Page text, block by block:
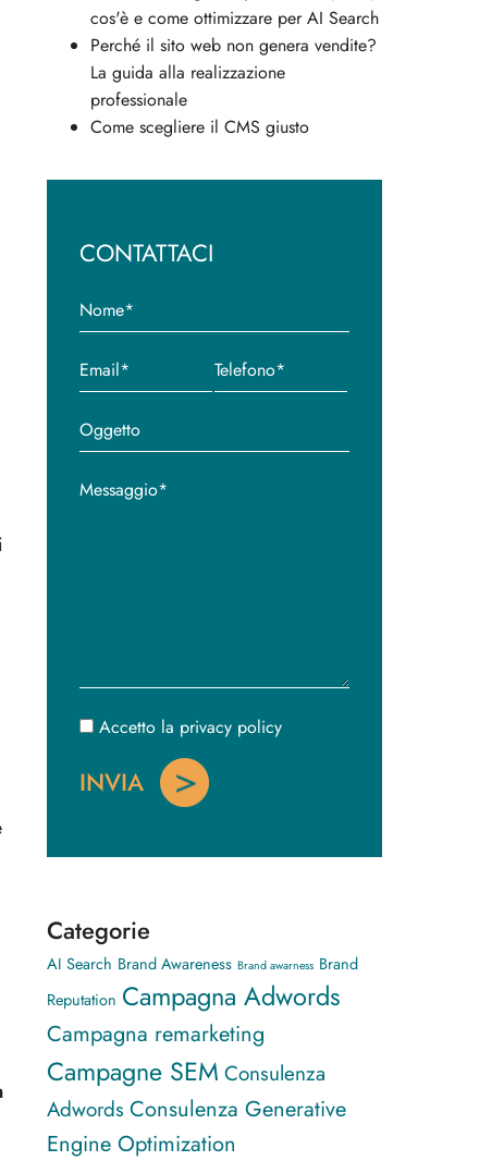
cos'è e come ottimizzare per AI Search
Perché il sito web non genera vendite?
La guida alla realizzazione
professionale
Come scegliere il CMS giusto
CONTATTACI
Accetto la privacy policy
Categorie
AI Search Brand Awareness Brand awarness Brand
Reputation Campagna Adwords
Campagna remarketing
Campagne SEM Consulenza
Adwords Consulenza Generative
Engine Optimization